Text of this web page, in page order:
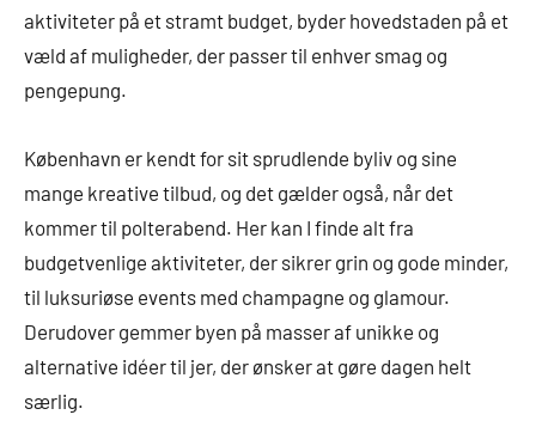
aktiviteter på et stramt budget, byder hovedstaden på et
væld af muligheder, der passer til enhver smag og
pengepung.
København er kendt for sit sprudlende byliv og sine
mange kreative tilbud, og det gælder også, når det
kommer til polterabend. Her kan I finde alt fra
budgetvenlige aktiviteter, der sikrer grin og gode minder,
til luksuriøse events med champagne og glamour.
Derudover gemmer byen på masser af unikke og
alternative idéer til jer, der ønsker at gøre dagen helt
særlig.